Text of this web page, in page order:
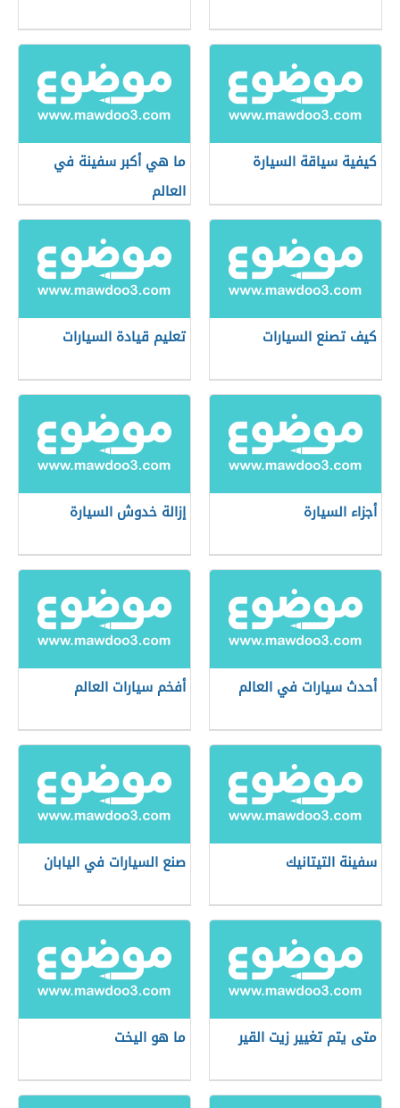
كيفية سياقة السيارة
ما هي أكبر سفينة في
العالم
كيف تصنع السيارات تعليم قيادة السيارات
أجزاء السيارة إزالة خدوش السيارة
أحدث سيارات في العالم أفخم سيارات العالم
سفينة التيتانيك صنع السيارات في اليابان
متى يتم تغيير زيت القير ما هو اليخت